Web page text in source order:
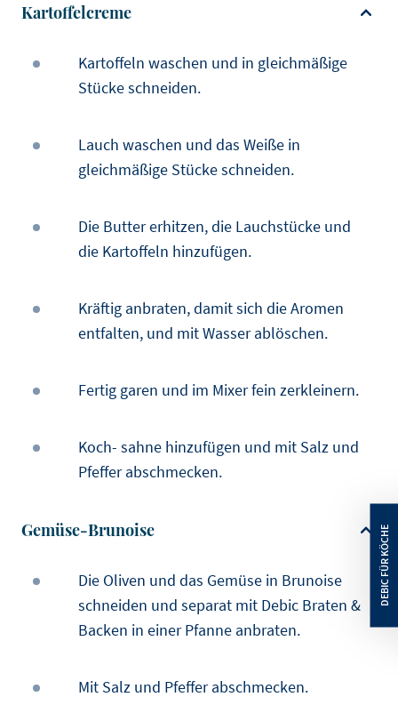
Kartoffelcreme
Kartoffeln waschen und in gleichmäßige
Stücke schneiden.
Lauch waschen und das Weiße in
gleichmäßige Stücke schneiden.
Die Butter erhitzen, die Lauchstücke und
die Kartoffeln hinzufügen.
Kräftig anbraten, damit sich die Aromen
entfalten, und mit Wasser ablöschen.
Fertig garen und im Mixer fein zerkleinern.
Koch- sahne hinzufügen und mit Salz und
Pfeffer abschmecken.
Gemüse-Brunoise
Die Oliven und das Gemüse in Brunoise
schneiden und separat mit Debic Braten &
Backen in einer Pfanne anbraten.
Mit Salz und Pfeffer abschmecken.